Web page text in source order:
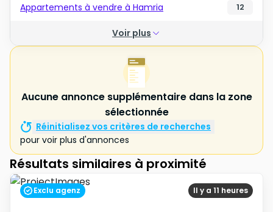
Appartements à vendre à Hamria 12
Voir plus
Aucune annonce supplémentaire dans la zone
sélectionnée
Réinitialisez vos critères de recherches
pour voir plus d'annonces
Résultats similaires à proximité
Il y a 11 heures
Exclu agenz